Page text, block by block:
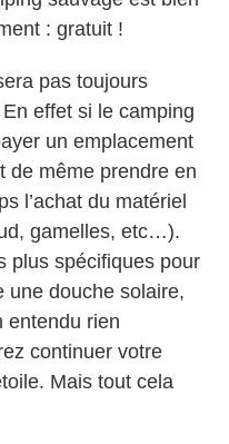
: gratuit !
pas toujours
effet si le camping
un emplacement
de même prendre en
l’achat du matériel
gamelles, etc…).
plus spécifiques pour
une douche solaire,
entendu rien
continuer votre
Mais tout cela